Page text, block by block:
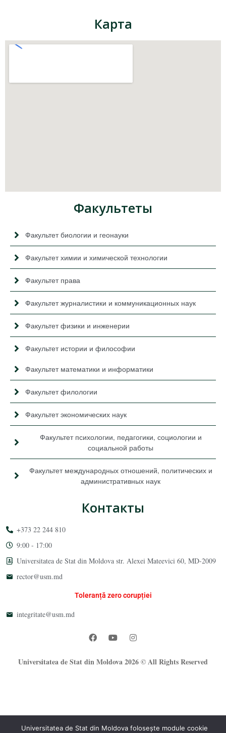
Карта
Факультеты
Факультет биологии и геонауки
Факультет химии и химической технологии
Факультет права
Факультет журналистики и коммуникационных наук
Факультет физики и инженерии
Факультет истории и философии
Факультет математики и информатики
Факультет филологии
Факультет экономических наук
Факультет психологии, педагогики, социологии и
социальной работы
Факультет международных отношений, политических и
административных наук
Контакты
+373 22 244 810
9:00 - 17:00
Universitatea de Stat din Moldova str. Alexei Mateevici 60, MD-2009
rector@usm.md
Toleranță zero corupției
integritate@usm.md
Universitatea de Stat din Moldova 2026 © All Rights Reserved
Universitatea de Stat din Moldova folosește module cookie